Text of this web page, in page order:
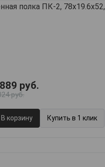
полка ПК-2, 78х19.6х52,
руб.
руб.
В корзину Купить в 1 клик